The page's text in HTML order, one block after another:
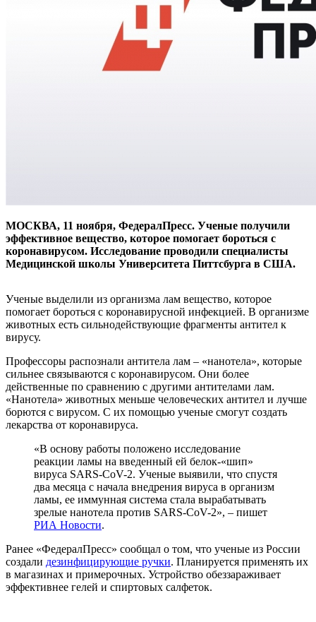
МОСКВА, 11 ноября, ФедералПресс. Ученые получили
эффективное вещество, которое помогает бороться с
коронавирусом. Исследование проводили специалисты
Медицинской школы Университета Питтсбурга в США.
Ученые выделили из организма лам вещество, которое
помогает бороться с коронавирусной инфекцией. В организме
животных есть сильнодействующие фрагменты антител к
вирусу.
Профессоры распознали антитела лам – «нанотела», которые
сильнее связываются с коронавирусом. Они более
действенные по сравнению с другими антителами лам.
«Нанотела» животных меньше человеческих антител и лучше
борются с вирусом. С их помощью ученые смогут создать
лекарства от коронавируса.
«В основу работы положено исследование
реакции ламы на введенный ей белок-«шип»
вируса SARS-CoV-2. Ученые выявили, что спустя
два месяца с начала внедрения вируса в организм
ламы, ее иммунная система стала вырабатывать
зрелые нанотела против SARS-CoV-2», – пишет
РИА Новости.
Ранее «ФедералПресс» сообщал о том, что ученые из России
создали дезинфицирующие ручки. Планируется применять их
в магазинах и примерочных. Устройство обеззараживает
эффективнее гелей и спиртовых салфеток.